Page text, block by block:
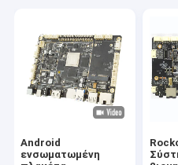
Android
ενσωματωμένη